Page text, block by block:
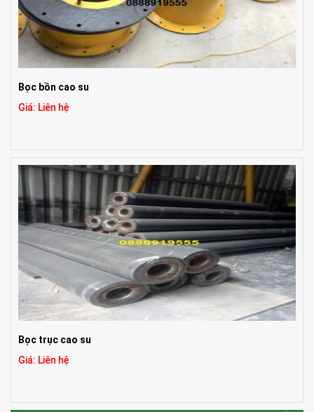
Bọc bồn cao su
Giá: Liên hệ
Bọc trục cao su
Giá: Liên hệ